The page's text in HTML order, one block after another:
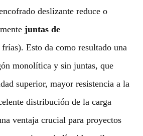
deslizante reduce o
juntas de
Esto da como resultado una
monolítica y sin juntas, que
superior, mayor resistencia a la
distribución de la carga
ventaja crucial para proyectos